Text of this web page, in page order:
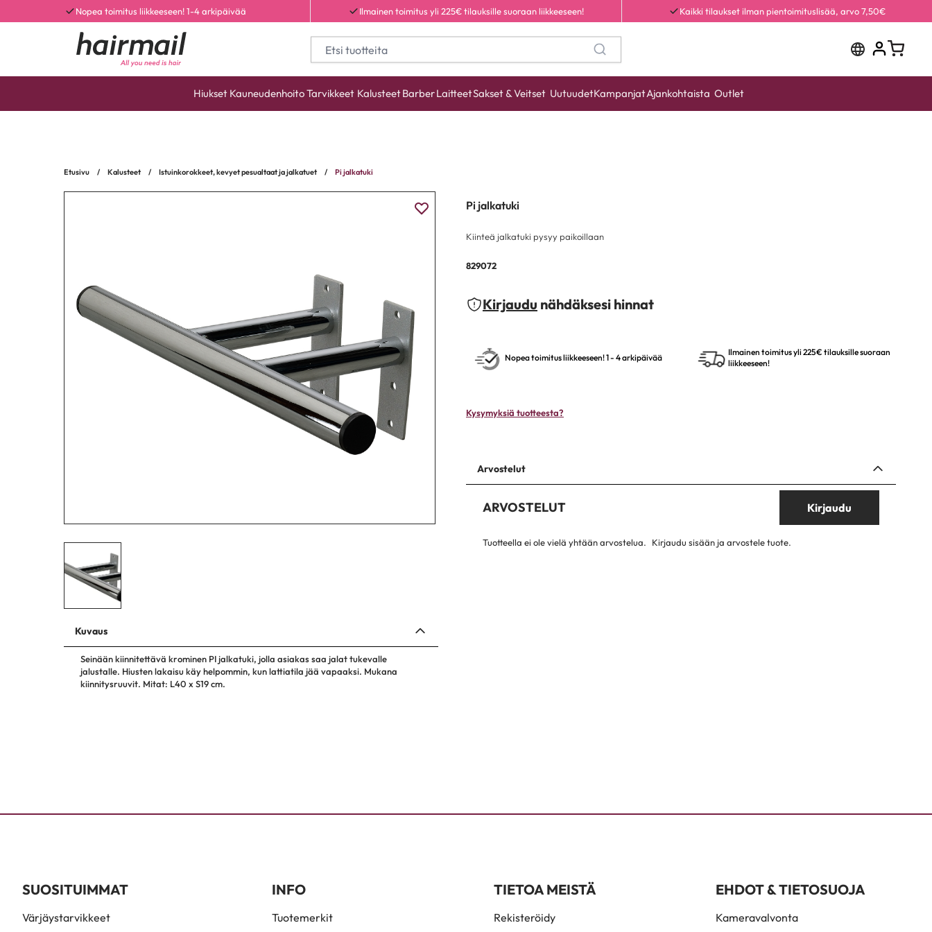
Nopea toimitus liikkeeseen! 1-4 arkipäivää Ilmainen toimitus yli 225€ tilauksille suoraan liikkeeseen! Kaikki tilaukset ilman pientoimituslisää, arvo 7,50€
Hiukset KauneudenhoitoTarvikkeet KalusteetBarberLaitteetSakset & Veitset UutuudetKampanjatAjankohtaista Outlet
Etusivu / Kalusteet / Istuinkorokkeet, kevyet pesualtaat ja jalkatuet / Pi jalkatuki
Kuvaus
Seinään kiinnitettävä krominen PI jalkatuki, jolla asiakas saa jalat tukevalle
jalustalle. Hiusten lakaisu käy helpommin, kun lattiatila jää vapaaksi. Mukana
kiinnitysruuvit. Mitat: L40 x S19 cm.
Pi jalkatuki
Kiinteä jalkatuki pysyy paikoillaan
829072
Kirjaudu nähdäksesi hinnat
Nopea toimitus liikkeeseen! 1 - 4 arkipäivää
Ilmainen toimitus yli 225€ tilauksille suoraan
liikkeeseen!
Kysymyksiä tuotteesta?
Arvostelut
ARVOSTELUT Kirjaudu
Tuotteella ei ole vielä yhtään arvostelua. Kirjaudu sisään ja arvostele tuote.
SUOSITUIMMAT
Värjäystarvikkeet
INFO
Tuotemerkit
TIETOA MEISTÄ
Rekisteröidy
EHDOT & TIETOSUOJA
Kameravalvonta